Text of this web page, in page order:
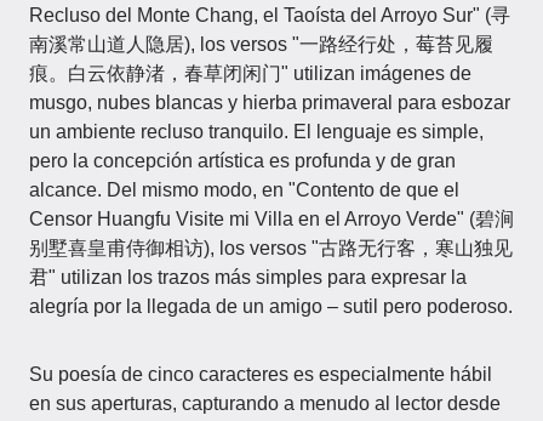
Recluso del Monte Chang, el Taoísta del Arroyo Sur" (寻
南溪常山道人隐居), los versos "一路经行处，莓苔见履
痕。白云依静渚，春草闭闲门" utilizan imágenes de
musgo, nubes blancas y hierba primaveral para esbozar
un ambiente recluso tranquilo. El lenguaje es simple,
pero la concepción artística es profunda y de gran
alcance. Del mismo modo, en "Contento de que el
Censor Huangfu Visite mi Villa en el Arroyo Verde" (碧涧
别墅喜皇甫侍御相访), los versos "古路无行客，寒山独见
君" utilizan los trazos más simples para expresar la
alegría por la llegada de un amigo – sutil pero poderoso.
Su poesía de cinco caracteres es especialmente hábil
en sus aperturas, capturando a menudo al lector desde